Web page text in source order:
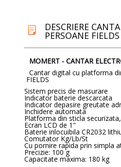
DESCRIERE
PERSOANE FIELDS
MOMERT - CANTAR
Cantar digital cu platforma
FIELDS
Sistem precis de masurare
Indicator baterie descarcata
Indicator depasire greutate
Inchidere automata
Platforma din sticla
Ecran LCD de 1"
Baterie inlocuibila CR2032
Comutator Kg/Lb/St
Cu pornire rapida prin simpla
Precizie: 100 g
Capacitate maxima: 180 kg